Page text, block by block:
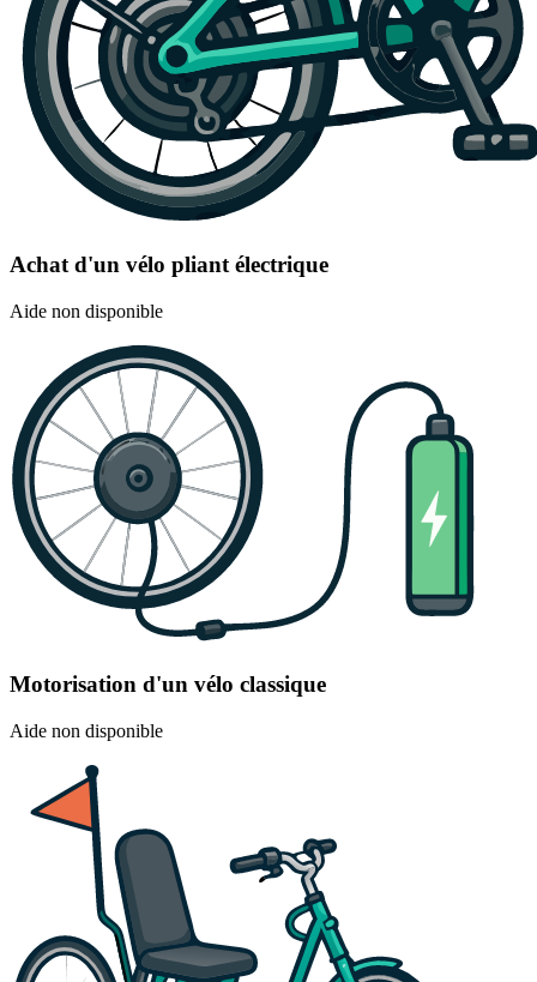
Achat d'un vélo pliant électrique
Aide non disponible
Motorisation d'un vélo classique
Aide non disponible